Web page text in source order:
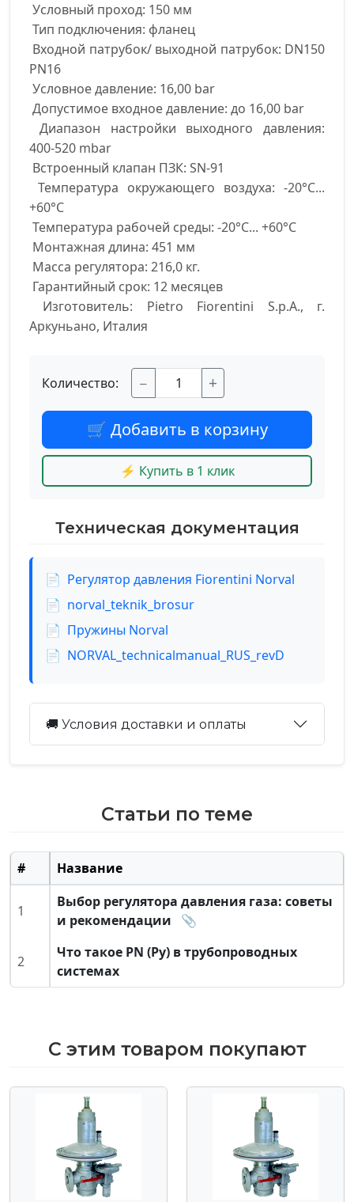
PN16
400-520 mbar
+60°С
Аркуньано, Италия
Количество: − +
🛒 Добавить в корзину
⚡ Купить в 1 клик
Техническая документация
📄 Регулятор давления Fiorentini Norval
📄 norval_teknik_brosur
📄 Пружины Norval
📄 NORVAL_technicalmanual_RUS_revD
🚚 Условия доставки и оплаты
Статьи по теме
# Название
1
Выбор регулятора давления газа: советы
и рекомендации
📎
2
Что такое PN (Ру) в трубопроводных
системах
С этим товаром покупают